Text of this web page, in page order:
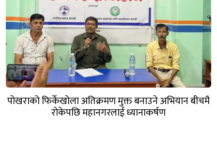
पोखराको फिर्केखोला अतिक्रमण मुक्त बनाउने अभियान बीचमै
रोकेपछि महानगरलाई ध्यानाकर्षण